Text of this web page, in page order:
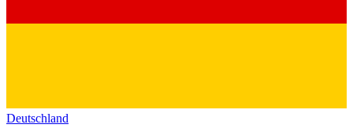
Deutschland